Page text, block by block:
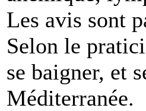
Les avis sont
Selon le
se baigner, et
Méditerranée.